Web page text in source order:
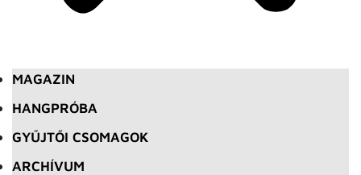
MAGAZIN
HANGPRÓBA
GYŰJTŐI CSOMAGOK
ARCHÍVUM